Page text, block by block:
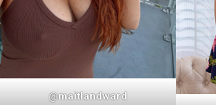
@maitlandward